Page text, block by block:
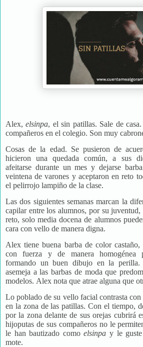
Alex,elsinpa, el sin patillas. Sale de
compañeros en el colegio. Son muy
Cosas de la edad. Se pusieron de
hicieron una quedada común, a sus
afeitarse durante un mes y dejarse
veintena de varones y aceptaron en reto
el pelirrojo lampiño de la clase.
Las dos siguientes semanas marcan la
capilar entre los alumnos, por su
reto, solo media docena de alumnos
cara con vello de manera digna.
Alex tiene buena barba de color
con fuerza y de manera homogénea
formando un buen dibujo en la perilla.
asemeja a las barbas de moda que
modelos. Alex nota que atrae alguna que
Lo poblado de su vello facial contrasta
en la zona de las patillas. Con el tiempo,
por la zona delante de sus orejas cubrirá
hijoputas de sus compañeros no le
le han bautizado comoelsinpa y le
mote.